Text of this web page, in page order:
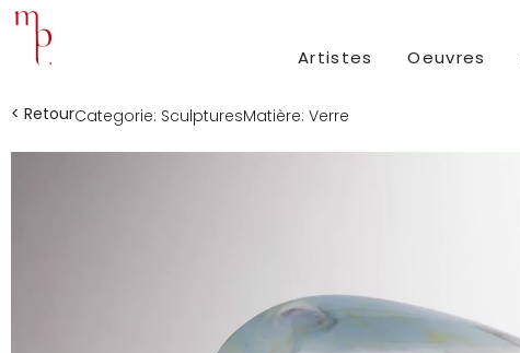
Artistes Oeuvres
< RetourCategorie: SculpturesMatière: Verre